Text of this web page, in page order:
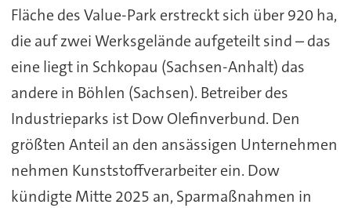
Fläche des Value-Park erstreckt sich über 920 ha,
die auf zwei Werksgelände aufgeteilt sind – das
eine liegt in Schkopau (Sachsen-Anhalt) das
andere in Böhlen (Sachsen). Betreiber des
Industrieparks ist Dow Olefinverbund. Den
größten Anteil an den ansässigen Unternehmen
nehmen Kunststoffverarbeiter ein. Dow
kündigte Mitte 2025 an, Sparmaßnahmen in